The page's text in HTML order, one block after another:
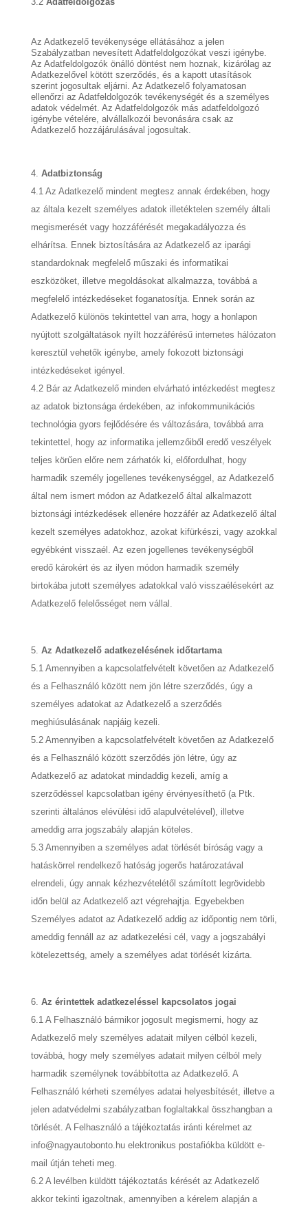
Az Adatkezelő tevékenysége ellátásához a jelen
Szabályzatban nevesített Adatfeldolgozókat veszi igénybe.
Az Adatfeldolgozók önálló döntést nem hoznak, kizárólag az
Adatkezelővel kötött szerződés, és a kapott utasítások
szerint jogosultak eljárni. Az Adatkezelő folyamatosan
ellenőrzi az Adatfeldolgozók tevékenységét és a személyes
adatok védelmét. Az Adatfeldolgozók más adatfeldolgozó
igénybe vételére, alvállalkozói bevonására csak az
Adatkezelő hozzájárulásával jogosultak.
Adatbiztonság
4.1 Az Adatkezelő mindent megtesz annak érdekében, hogy
az általa kezelt személyes adatok illetéktelen személy általi
megismerését vagy hozzáférését megakadályozza és
elhárítsa. Ennek biztosítására az Adatkezelő az iparági
standardoknak megfelelő műszaki és informatikai
eszközöket, illetve megoldásokat alkalmazza, továbbá a
megfelelő intézkedéseket foganatosítja. Ennek során az
Adatkezelő különös tekintettel van arra, hogy a honlapon
nyújtott szolgáltatások nyílt hozzáférésű internetes hálózaton
keresztül vehetők igénybe, amely fokozott biztonsági
intézkedéseket igényel.
4.2 Bár az Adatkezelő minden elvárható intézkedést megtesz
az adatok biztonsága érdekében, az infokommunikációs
technológia gyors fejlődésére és változására, továbbá arra
tekintettel, hogy az informatika jellemzőiből eredő veszélyek
teljes körűen előre nem zárhatók ki, előfordulhat, hogy
harmadik személy jogellenes tevékenységgel, az Adatkezelő
által nem ismert módon az Adatkezelő által alkalmazott
biztonsági intézkedések ellenére hozzáfér az Adatkezelő által
kezelt személyes adatokhoz, azokat kifürkészi, vagy azokkal
egyébként visszaél. Az ezen jogellenes tevékenységből
eredő károkért és az ilyen módon harmadik személy
birtokába jutott személyes adatokkal való visszaélésekért az
Adatkezelő felelősséget nem vállal.
Az Adatkezelő adatkezelésének időtartama
5.1 Amennyiben a kapcsolatfelvételt követően az Adatkezelő
és a Felhasználó között nem jön létre szerződés, úgy a
személyes adatokat az Adatkezelő a szerződés
meghiúsulásának napjáig kezeli.
5.2 Amennyiben a kapcsolatfelvételt követően az Adatkezelő
és a Felhasználó között szerződés jön létre, úgy az
Adatkezelő az adatokat mindaddig kezeli, amíg a
szerződéssel kapcsolatban igény érvényesíthető (a Ptk.
szerinti általános elévülési idő alapulvételével), illetve
ameddig arra jogszabály alapján köteles.
5.3 Amennyiben a személyes adat törlését bíróság vagy a
hatáskörrel rendelkező hatóság jogerős határozatával
elrendeli, úgy annak kézhezvételétől számított legrövidebb
időn belül az Adatkezelő azt végrehajtja. Egyebekben
Személyes adatot az Adatkezelő addig az időpontig nem törli,
ameddig fennáll az az adatkezelési cél, vagy a jogszabályi
kötelezettség, amely a személyes adat törlését kizárta.
Az érintettek adatkezeléssel kapcsolatos jogai
6.1 A Felhasználó bármikor jogosult megismerni, hogy az
Adatkezelő mely személyes adatait milyen célból kezeli,
továbbá, hogy mely személyes adatait milyen célból mely
harmadik személynek továbbította az Adatkezelő. A
Felhasználó kérheti személyes adatai helyesbítését, illetve a
jelen adatvédelmi szabályzatban foglaltakkal összhangban a
törlését. A Felhasználó a tájékoztatás iránti kérelmet az
info@nagyautobonto.hu elektronikus postafiókba küldött e-
mail útján teheti meg.
6.2 A levélben küldött tájékoztatás kérését az Adatkezelő
akkor tekinti igazoltnak, amennyiben a kérelem alapján a